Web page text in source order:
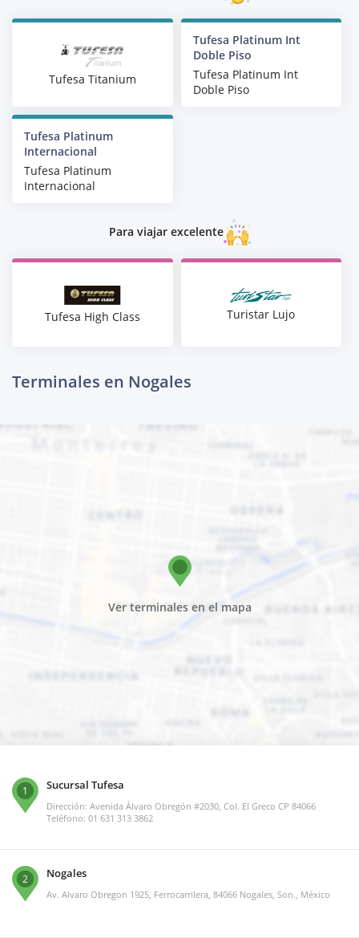
Tufesa Titanium
Tufesa Platinum Int
Doble Piso
Tufesa Platinum Int
Doble Piso
Tufesa Platinum
Internacional
Tufesa Platinum
Internacional
Para viajar excelente
Tufesa High Class Turistar Lujo
Terminales en Nogales
Ver terminales en el mapa
1 Sucursal Tufesa
Dirección: Avenida Álvaro Obregón #2030, Col. El Greco CP 84066
Teléfono: 01 631 313 3862
2 Nogales
Av. Alvaro Obregon 1925, Ferrocarrilera, 84066 Nogales, Son., México